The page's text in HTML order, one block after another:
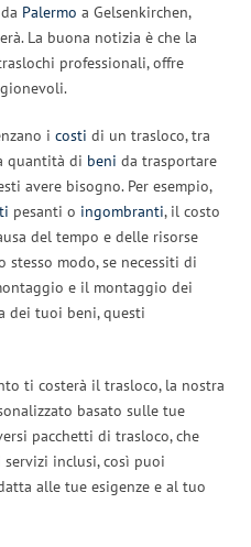
Palermo a Gelsenkirchen,
La buona notizia è che la
professionali, offre
i costi di un trasloco, tra
quantità di beni da trasportare
avere bisogno. Per esempio,
pesanti o ingombranti, il costo
del tempo e delle risorse
stesso modo, se necessiti di
e il montaggio dei
dei tuoi beni, questi
ti costerà il trasloco, la nostra
basato sulle tue
pacchetti di trasloco, che
servizi inclusi, così puoi
alle tue esigenze e al tuo